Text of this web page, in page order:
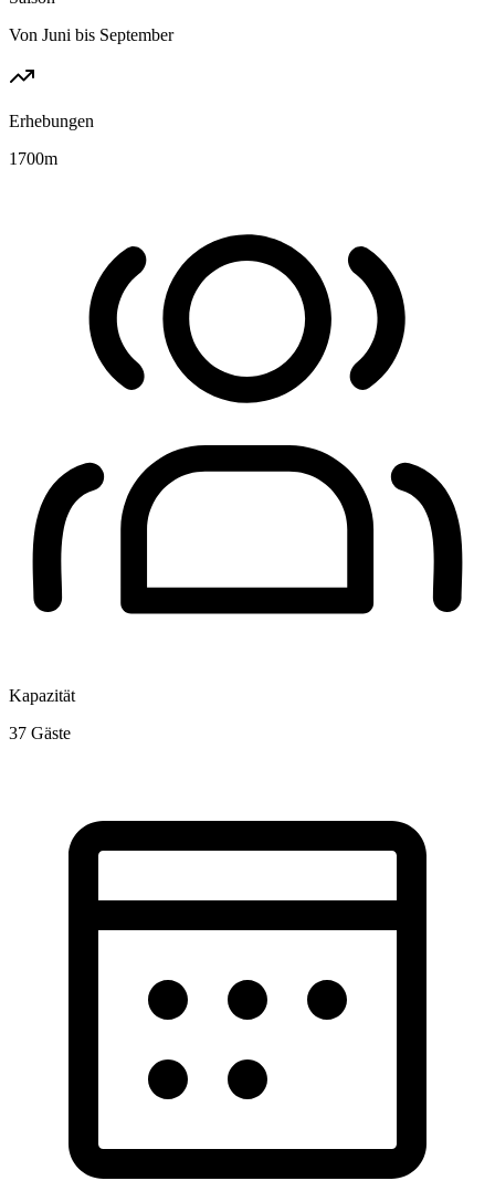
Von Juni bis September
Erhebungen
1700m
Kapazität
37 Gäste